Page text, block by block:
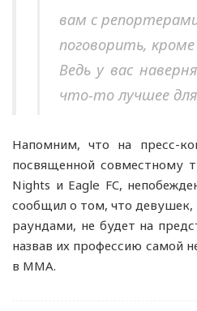
вам с
поговорить, кроме
Ведь у вас
что-то лучшее
Напомним, что на пресс-
посвященной совместному
Nights и Eagle FC,
сообщил о том, что девушек,
раундами, не будет на
назвав их профессию самой
в ММА.